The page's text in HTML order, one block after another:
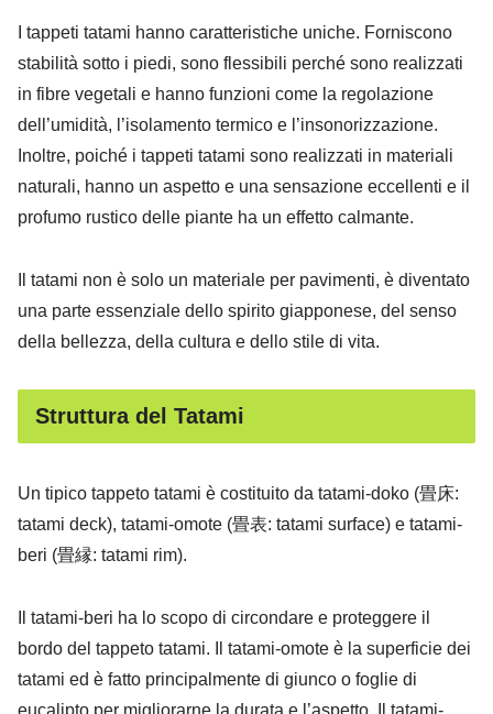
I tappeti tatami hanno caratteristiche uniche. Forniscono
stabilità sotto i piedi, sono flessibili perché sono realizzati
in fibre vegetali e hanno funzioni come la regolazione
dell’umidità, l’isolamento termico e l’insonorizzazione.
Inoltre, poiché i tappeti tatami sono realizzati in materiali
naturali, hanno un aspetto e una sensazione eccellenti e il
profumo rustico delle piante ha un effetto calmante.
Il tatami non è solo un materiale per pavimenti, è diventato
una parte essenziale dello spirito giapponese, del senso
della bellezza, della cultura e dello stile di vita.
Struttura del Tatami
Un tipico tappeto tatami è costituito da tatami-doko (畳床:
tatami deck), tatami-omote (畳表: tatami surface) e tatami-
beri (畳縁: tatami rim).
Il tatami-beri ha lo scopo di circondare e proteggere il
bordo del tappeto tatami. Il tatami-omote è la superficie dei
tatami ed è fatto principalmente di giunco ​​o foglie di
eucalipto per migliorarne la durata e l’aspetto. Il tatami-